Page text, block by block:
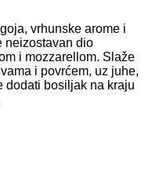
vrhunske arome i
neizostavan dio
i mozzarellom. Slaže
i povrćem, uz juhe,
dodati bosiljak na kraju